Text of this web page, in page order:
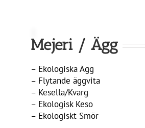
Mejeri / Ägg
– Ekologiska Ägg
– Flytande äggvita
– Kesella/Kvarg
– Ekologisk Keso
– Ekologiskt Smör